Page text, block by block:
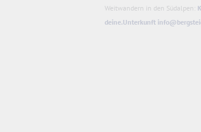
Weitwandern in den Südalpen:
deine.Unterkunft